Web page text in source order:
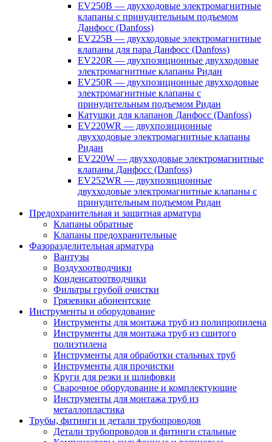
EV250B — двухходовые электромагнитные
клапаны с принудительным подъемом
Данфосс (Danfoss)
EV225B — двухходовые электромагнитные
клапаны для пара Данфосс (Danfoss)
EV220R — двухпозиционные двухходовые
электромагнитные клапаны Ридан
EV250R — двухпозиционные двухходовые
электромагнитные клапаны с
принудительным подъемом Ридан
Катушки для клапанов Данфосс (Danfoss)
EV220WR — двухпозиционные
двухходовые электромагнитные клапаны
Ридан
EV220W — двухходовые электромагнитные
клапаны Данфосс (Danfoss)
EV252WR — двухпозиционные
двухходовые электромагнитные клапаны с
принудительным подъемом Ридан
Предохранительная и защитная арматура
Клапаны обратные
Клапаны предохранительные
Фазоразделительная арматура
Вантузы
Воздухоотводчики
Конденсатоотводчики
Фильтры грубой очистки
Грязевики абонентские
Инструменты и оборудование
Инструменты для монтажа труб из полипропилена
Инструменты для монтажа труб из сшитого
полиэтилена
Инструменты для обработки стальных труб
Инструменты для прочистки
Круги для резки и шлифовки
Сварочное оборудование и комплектующие
Инструменты для монтажа труб из
металлопластика
Трубы, фитинги и детали трубопроводов
Детали трубопроводов и фитинги стальные